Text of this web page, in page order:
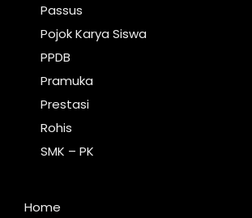
Passus
Pojok Karya Siswa
PPDB
Pramuka
Prestasi
Rohis
SMK – PK
Home